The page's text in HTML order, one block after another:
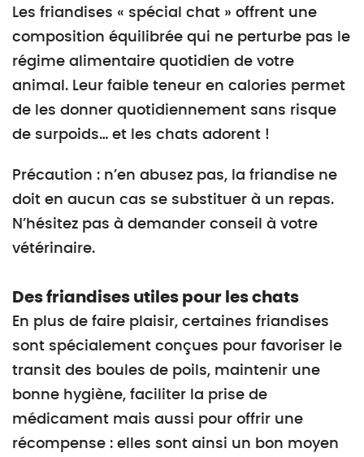
Les friandises « spécial chat » offrent une
composition équilibrée qui ne perturbe pas le
régime alimentaire quotidien de votre
animal. Leur faible teneur en calories permet
de les donner quotidiennement sans risque
de surpoids… et les chats adorent !
Précaution : n’en abusez pas, la friandise ne
doit en aucun cas se substituer à un repas.
N’hésitez pas à demander conseil à votre
vétérinaire.
Des friandises utiles pour les chats
En plus de faire plaisir, certaines friandises
sont spécialement conçues pour favoriser le
transit des boules de poils, maintenir une
bonne hygiène, faciliter la prise de
médicament mais aussi pour offrir une
récompense : elles sont ainsi un bon moyen